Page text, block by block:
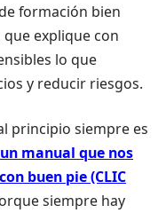
formación bien
explique con
lo que
y reducir riesgos.
principio siempre es
un manual que nos
buen pie (CLIC
siempre hay